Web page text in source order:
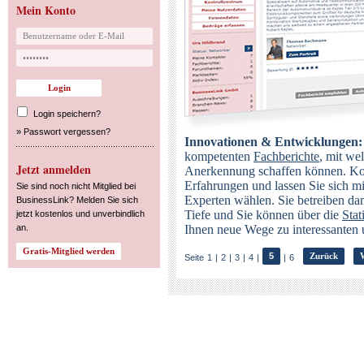
Mein Konto
Login speichern?
» Passwort vergessen?
Jetzt anmelden
Sie sind noch nicht Mitglied bei
BusinessLink? Melden Sie sich
jetzt kostenlos und unverbindlich
an.
Innovationen &
kompetenten Fachberichte, mit
Anerkennung schaffen können.
Erfahrungen und lassen Sie sich
Experten wählen. Sie betreiben
Tiefe und Sie können über die
Ihnen neue Wege zu
Seite 1 | 2 | 3 | 4 | 5 | 6 Zurück